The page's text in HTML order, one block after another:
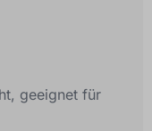
geeignet für